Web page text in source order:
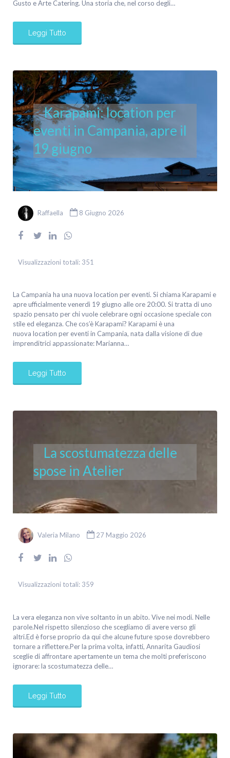
Gusto e Arte Catering. Una storia che, nel corso degli…
Leggi Tutto
Karapami: location per
eventi in Campania, apre il
19 giugno
Raffaella 8 Giugno 2026
Visualizzazioni totali: 351
La Campania ha una nuova location per eventi. Si chiama Karapami e
apre ufficialmente venerdì 19 giugno alle ore 20:00. Si tratta di uno
spazio pensato per chi vuole celebrare ogni occasione speciale con
stile ed eleganza. Che cos’è Karapami? Karapami è una
nuova location per eventi in Campania, nata dalla visione di due
imprenditrici appassionate: Marianna…
Leggi Tutto
La scostumatezza delle
spose in Atelier
Valeria Milano 27 Maggio 2026
Visualizzazioni totali: 359
La vera eleganza non vive soltanto in un abito. Vive nei modi. Nelle
parole.Nel rispetto silenzioso che scegliamo di avere verso gli
altri.Ed è forse proprio da qui che alcune future spose dovrebbero
tornare a riflettere.Per la prima volta, infatti, Annarita Gaudiosi
sceglie di affrontare apertamente un tema che molti preferiscono
ignorare: la scostumatezza delle…
Leggi Tutto